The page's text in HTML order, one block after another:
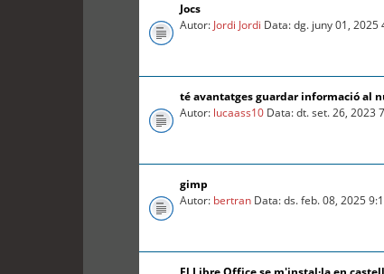
Jocs
Autor: Jordi Jordi Data: dg. juny 01, 2025
té avantatges guardar informació al
Autor: lucaass10 Data: dt. set. 26, 2023
gimp
Autor: bertran Data: ds. feb. 08, 2025